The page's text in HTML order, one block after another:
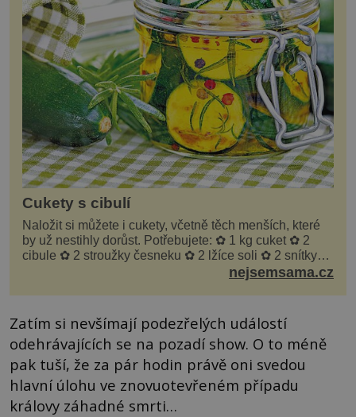
Cukety s cibulí
Naložit si můžete i cukety, včetně těch menších, které
by už nestihly dorůst. Potřebujete: ✿ 1 kg cuket ✿ 2
cibule ✿ 2 stroužky česneku ✿ 2 lžíce soli ✿ 2 snítky
kopru ✿ hrst petrželky Nálev: ✿ 400 m...nejsemsama.cz
Zatím si nevšímají podezřelých událostí
odehrávajících se na pozadí show. O to méně
pak tuší, že za pár hodin právě oni svedou
hlavní úlohu ve znovuotevřeném případu
královy záhadné smrti…